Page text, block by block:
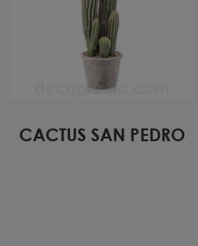
CACTUS SAN PEDRO